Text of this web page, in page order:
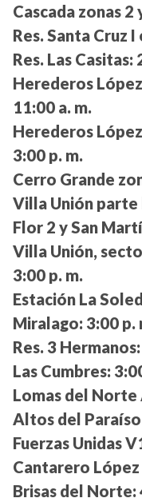
Cascada zonas 2
Res. Santa Cruz I
Res. Las Casitas:
Herederos
11:00 a. m.
Herederos
3:00 p. m.
Cerro Grande
Villa Unión parte
Flor 2 y San
Villa Unión,
3:00 p. m.
Estación La
Miralago: 3:00 p.
Res. 3 Hermanos:
Las Cumbres:
Lomas del
Altos del
Fuerzas Unidas
Cantarero López
Brisas del Norte: